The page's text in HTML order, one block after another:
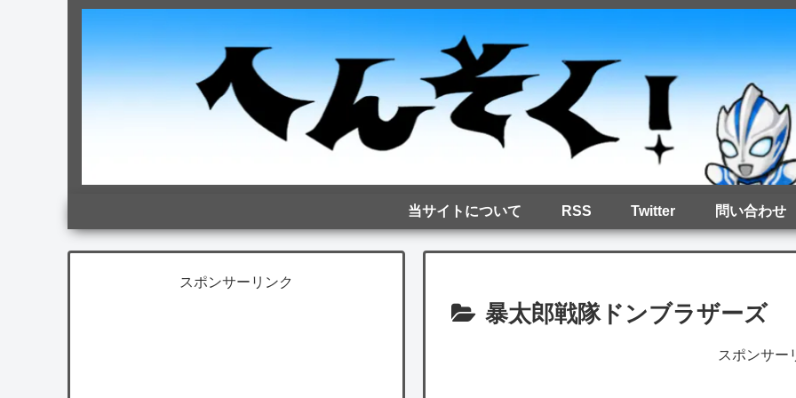
当サイトについて RSS Twitter 問い合わせ
暴太郎戦隊ドンブラザーズ
スポンサー
スポンサーリンク